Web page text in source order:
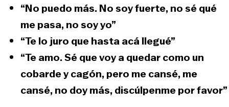
“No puedo más. No soy fuerte, no sé qué
me pasa, no soy yo”
“Te lo juro que hasta acá llegué”
“Te amo. Sé que voy a quedar como un
cobarde y cagón, pero me cansé, me
cansé, no doy más, discúlpenme por favor”